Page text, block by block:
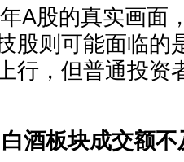
A股的真实画面
股则可能面临的
行，但普通投资
酒板块成交额